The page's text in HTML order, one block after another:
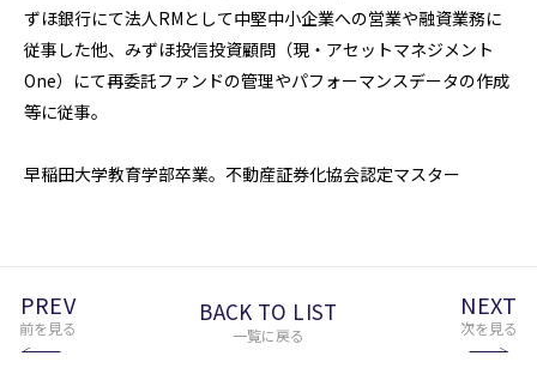
ずほ銀行にて法人RMとして中堅中小企業への営業や融資業務に
従事した他、みずほ投信投資顧問（現・アセットマネジメント
One）にて再委託ファンドの管理やパフォーマンスデータの作成
等に従事。
早稲田大学教育学部卒業。不動産証券化協会認定マスター
PREV
前を見る
BACK TO LIST
一覧に戻る
NEXT
次を見る